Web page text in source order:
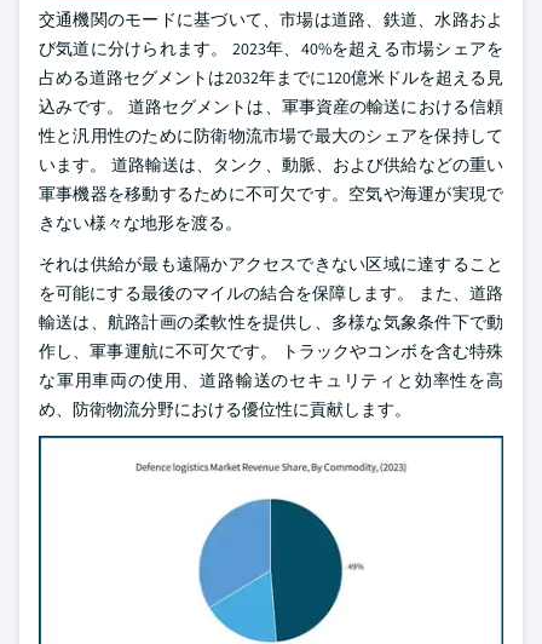
交通機関のモードに基づいて、市場は道路、鉄道、水路およ
び気道に分けられます。 2023年、40%を超える市場シェアを
占める道路セグメントは2032年までに120億米ドルを超える見
込みです。 道路セグメントは、軍事資産の輸送における信頼
性と汎用性のために防衛物流市場で最大のシェアを保持して
います。 道路輸送は、タンク、動脈、および供給などの重い
軍事機器を移動するために不可欠です。空気や海運が実現で
きない様々な地形を渡る。
それは供給が最も遠隔かアクセスできない区域に達すること
を可能にする最後のマイルの結合を保障します。 また、道路
輸送は、航路計画の柔軟性を提供し、多様な気象条件下で動
作し、軍事運航に不可欠です。 トラックやコンボを含む特殊
な軍用車両の使用、道路輸送のセキュリティと効率性を高
め、防衛物流分野における優位性に貢献します。